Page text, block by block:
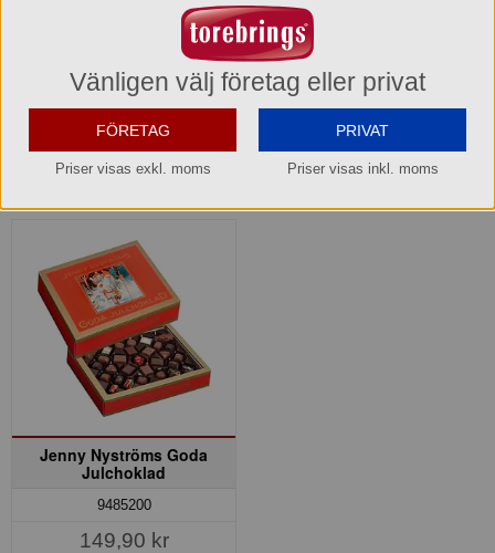
Visa maxläge 1 vara/rad
Visa standardlägeVisa standardläge 2 varor/rad
produktersom matchar din sökning:
Jenny Nyströms Goda
Julchoklad
9485200
149,90 kr
Vänligen välj företag eller privat
FÖRETAG
Priser visas exkl. moms
PRIVAT
Priser visas inkl. moms